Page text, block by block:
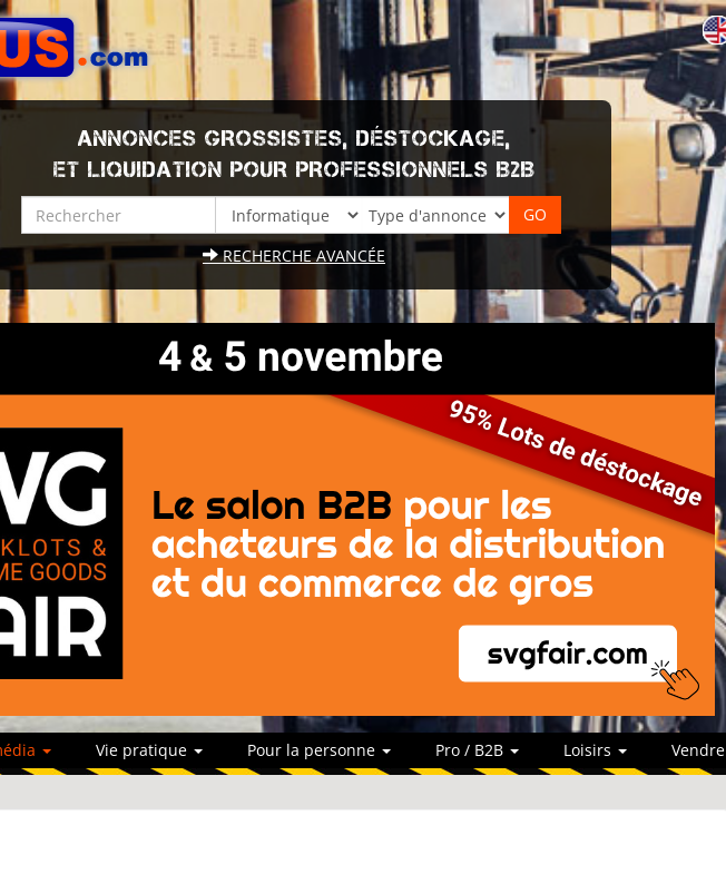
ANNONCES GROSSISTES, DÉSTOCKAGE,
ET LIQUIDATION POUR PROFESSIONNELS B2B
RECHERCHE AVANCÉE
Vie pratique Pour la personne Pro / B2B Loisirs Vendre